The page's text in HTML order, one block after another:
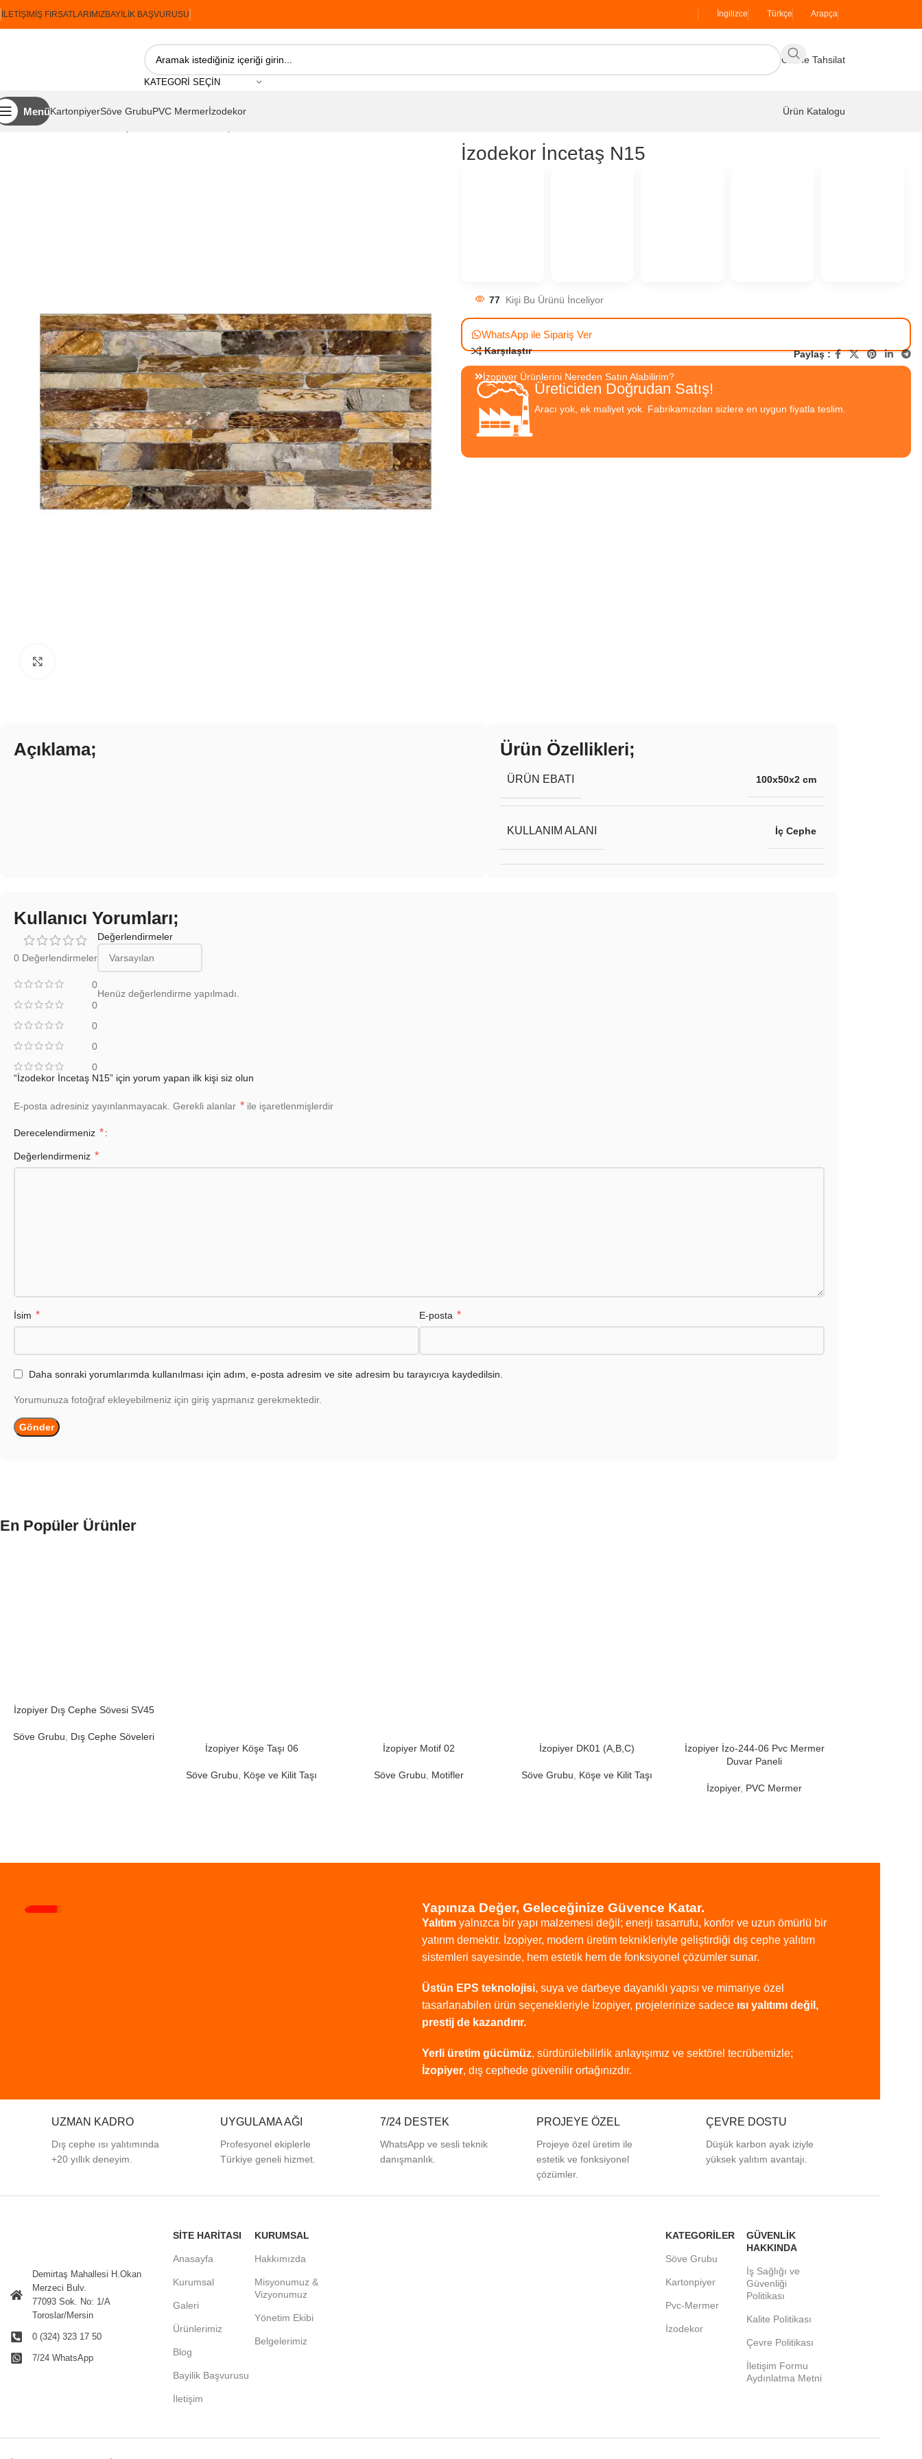
İLETIŞIM İŞ FIRSATLARIMIZBAYILIK BAŞVURUSU İngilizce Türkçe Arapça
KATEGORI SEÇIN
Online Tahsilat
MenüKartonpiyerSöve GrubuPVC Mermerİzodekor
Ürün Katalogu
Ana Sayfa
İzodekor İncetaş N15
77 Kişi Bu Ürünü İnceliyor
WhatsApp ile Sipariş Ver
Karşılaştır Paylaş :
İzopiyer Ürünlerini Nereden Satın Alabilirim?
Üreticiden Doğrudan Satış!
Aracı yok, ek maliyet yok. Fabrikamızdan sizlere en uygun fiyatla teslim.
Açıklama; Ürün Özellikleri;
ÜRÜN EBATI 100x50x2 cm
KULLANIM ALANI İç Cephe
Kullanıcı Yorumları;
0 Değerlendirmeler
0
0
0
0
0
Değerlendirmeler
Henüz değerlendirme yapılmadı.
“İzodekor İncetaş N15” için yorum yapan ilk kişi siz olun
E-posta adresiniz yayınlanmayacak. Gerekli alanlar * ile işaretlenmişlerdir
Derecelendirmeniz *
Değerlendirmeniz *
İsim * E-posta *
Daha sonraki yorumlarımda kullanılması için adım, e-posta adresim ve site adresim bu tarayıcıya kaydedilsin.
Yorumunuza fotoğraf ekleyebilmeniz için giriş yapmanız gerekmektedir.
En Popüler Ürünler
İzopiyer Dış Cephe Sövesi SV45
Söve Grubu
Dış Cephe Söveleri
İzopiyer Köşe Taşı 06
Söve Grubu Köşe ve Kilit Taşı
İzopiyer Motif 02
Söve Grubu Motifler
İzopiyer DK01 (A,B,C)
Söve Grubu Köşe ve Kilit Taşı
İzopiyer İzo-244-06 Pvc Mermer
Duvar Paneli
İzopiyer, PVC Mermer
Yapınıza Değer, Geleceğinize Güvence Katar.
Yalıtım yalnızca bir yapı malzemesi değil; enerji tasarrufu, konfor ve uzun ömürlü bir
yatırım demektir. İzopiyer, modern üretim teknikleriyle geliştirdiği dış cephe yalıtım
sistemleri sayesinde, hem estetik hem de fonksiyonel çözümler sunar.
Üstün EPS teknolojisi, suya ve darbeye dayanıklı yapısı ve mimariye özel
tasarlanabilen ürün seçenekleriyle İzopiyer, projelerinize sadece ısı yalıtımı değil,
prestij de kazandırır.
Yerli üretim gücümüz, sürdürülebilirlik anlayışımız ve sektörel tecrübemizle;
İzopiyer, dış cephede güvenilir ortağınızdır.
UZMAN KADRO
Dış cephe ısı yalıtımında
+20 yıllık deneyim.
UYGULAMA AĞI
Profesyonel ekiplerle
Türkiye geneli hizmet.
7/24 DESTEK
WhatsApp ve sesli teknik
danışmanlık.
PROJEYE ÖZEL
Projeye özel üretim ile
estetik ve fonksiyonel
çözümler.
ÇEVRE DOSTU
Düşük karbon ayak iziyle
yüksek yalıtım avantajı.
Demirtaş Mahallesi H.Okan
Merzeci Bulv.
77093 Sok. No: 1/A
Toroslar/Mersin
0 (324) 323 17 50
7/24 WhatsApp
SITE HARITASI
Anasayfa
Kurumsal
Galeri
Ürünlerimiz
Blog
Bayilik Başvurusu
İletişim
KURUMSAL
Hakkımızda
Misyonumuz &
Vizyonumuz
Yönetim Ekibi
Belgelerimiz
KATEGORİLER
Söve Grubu
Kartonpiyer
Pvc-Mermer
İzodekor
GÜVENLİK
HAKKINDA
İş Sağlığı ve
Güvenliği
Politikası
Kalite Politikası
Çevre Politikası
İletişim Formu
Aydınlatma Metni